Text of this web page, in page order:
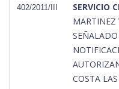
402/2011/III SERVICIO
MARTINEZ
COSTA